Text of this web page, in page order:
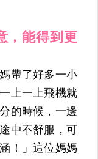
，能得到更
帶了好多一小
上一上飛機就
的時候，一邊
中不舒服，可
！」這位媽媽